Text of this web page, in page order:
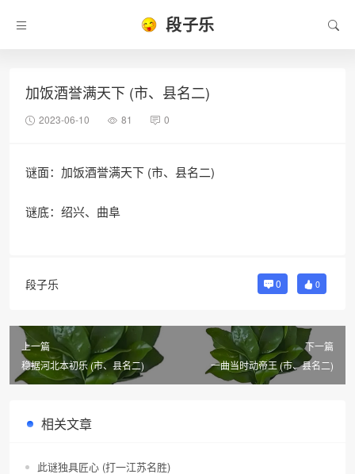
段子乐
加饭酒誉满天下 (市、县名二)
2023-06-10 81 0
谜面：加饭酒誉满天下 (市、县名二)
谜底：绍兴、曲阜
段子乐 0 0
上一篇
稳据河北本初乐 (市、县名二)
下一篇
一曲当时动帝王 (市、县名二)
相关文章
此谜独具匠心 (打一江苏名胜)